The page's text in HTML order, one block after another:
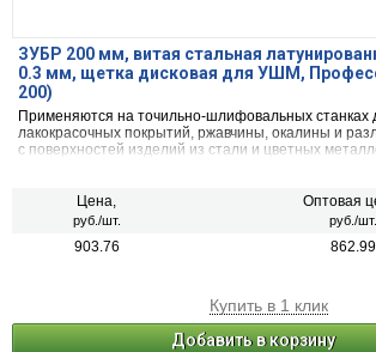
ЗУБР 200 мм, витая стальная
0.3 мм, щетка дисковая для УШМ,
200)
Применяются на точильно-шлифовальных станках
лакокрасочных покрытий, ржавчины, окалины и
с поверхностей изделий из стали и цветных
Цена,
руб./шт.
Оптовая
руб./шт.
903.76 862.99
Купить в 1 клик
Добавить в корзину